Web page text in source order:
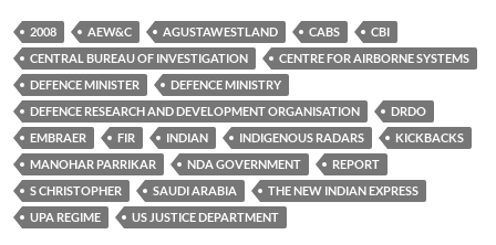
2008 AEW&C AGUSTAWESTLAND CABS
CBI
CENTRAL BUREAU OF INVESTIGATION
CENTRE FOR AIRBORNE SYSTEMS
DEFENCE MINISTER
DEFENCE MINISTRY
DEFENCE RESEARCH AND DEVELOPMENT ORGANISATION
DRDO
EMBRAER
FIR INDIAN INDIGENOUS RADARS
KICKBACKS
MANOHAR PARRIKAR
NDA GOVERNMENT
REPORT
S CHRISTOPHER
SAUDI ARABIA
THE NEW INDIAN EXPRESS
UPA REGIME
US JUSTICE DEPARTMENT